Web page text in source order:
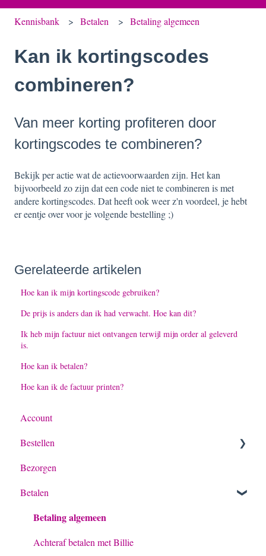
Kennisbank Betalen Betaling algemeen
Kan ik kortingscodes
combineren?
Van meer korting profiteren door
kortingscodes te combineren?
Bekijk per actie wat de actievoorwaarden zijn. Het kan
bijvoorbeeld zo zijn dat een code niet te combineren is met
andere kortingscodes. Dat heeft ook weer z'n voordeel, je hebt
er eentje over voor je volgende bestelling ;)
Gerelateerde artikelen
Hoe kan ik mijn kortingscode gebruiken?
De prijs is anders dan ik had verwacht. Hoe kan dit?
Ik heb mijn factuur niet ontvangen terwijl mijn order al geleverd
is.
Hoe kan ik betalen?
Hoe kan ik de factuur printen?
Account
Bestellen
Algemeen
Bestelling
Offerte
Bezorgen
Betalen
Betaling algemeen
Achteraf betalen met Billie